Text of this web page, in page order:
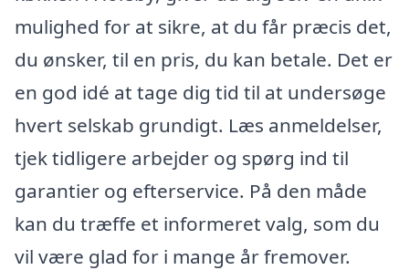
mulighed for at sikre, at du får præcis det,
du ønsker, til en pris, du kan betale. Det er
en god idé at tage dig tid til at undersøge
hvert selskab grundigt. Læs anmeldelser,
tjek tidligere arbejder og spørg ind til
garantier og efterservice. På den måde
kan du træffe et informeret valg, som du
vil være glad for i mange år fremover.